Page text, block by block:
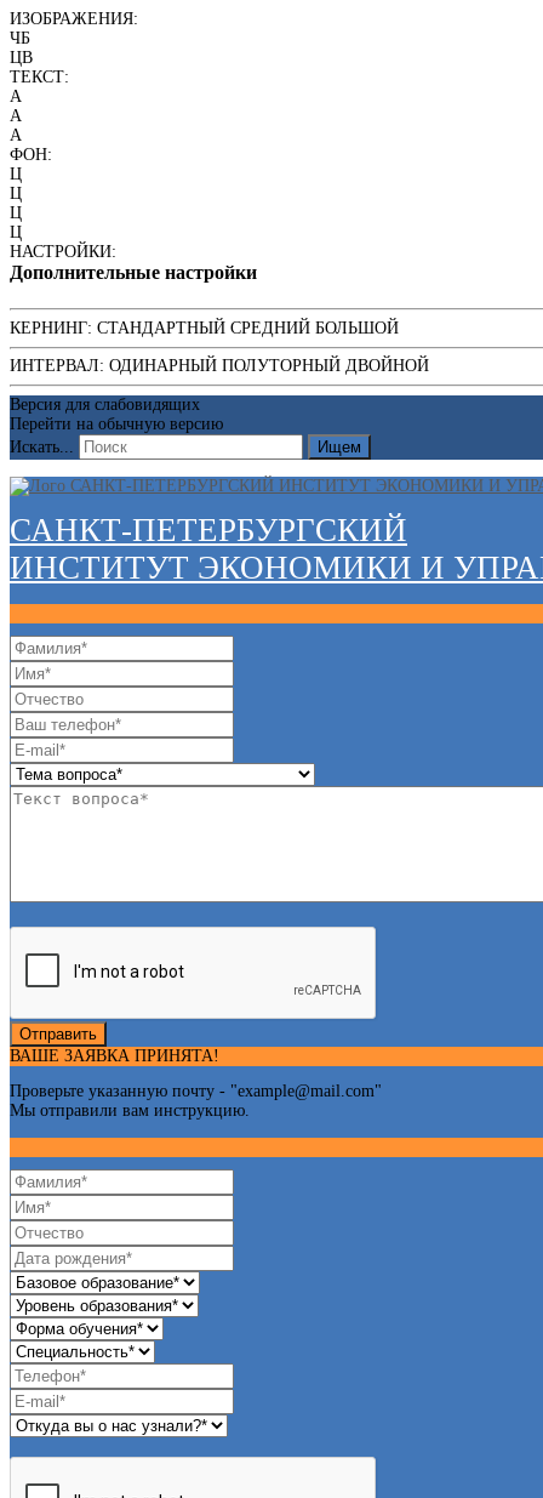
ИЗОБРАЖЕНИЯ:
ЧБ
ЦВ
ТЕКСТ:
A
A
A
ФОН:
Ц
Ц
Ц
Ц
НАСТРОЙКИ:
Дополнительные настройки
КЕРНИНГ: СТАНДАРТНЫЙ СРЕДНИЙ БОЛЬШОЙ
ИНТЕРВАЛ: ОДИНАРНЫЙ ПОЛУТОРНЫЙ ДВОЙНОЙ
Версия для слабовидящих
Перейти на обычную версию
Искать...
Ищем
САНКТ-ПЕТЕРБУРГСКИЙ
ИНСТИТУТ ЭКОНОМИКИ И
Отправить
ВАШЕ ЗАЯВКА ПРИНЯТА!
Проверьте указанную почту - "example@mail.com"
Мы отправили вам инструкцию.